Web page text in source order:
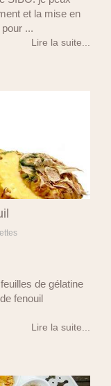
et la mise en
...
Lire la suite...
de gélatine
fenouil
Lire la suite...